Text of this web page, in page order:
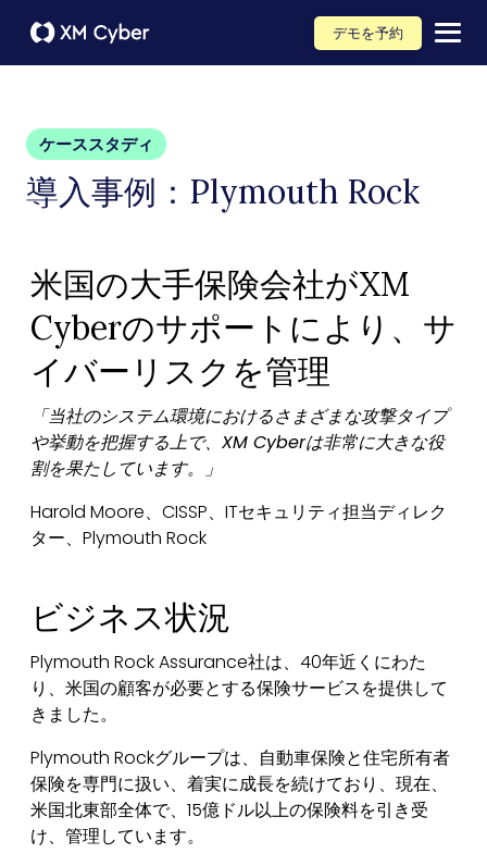
デモを予約
ケーススタディ
導入事例：Plymouth Rock
米国の大手保険会社がXM
Cyberのサポートにより、サ
イバーリスクを管理
「当社のシステム環境におけるさまざまな攻撃タイプ
や挙動を把握する上で、XM Cyberは非常に大きな役
割を果たしています。」
Harold Moore、CISSP、ITセキュリティ担当ディレク
ター、Plymouth Rock
ビジネス状況
Plymouth Rock Assurance社は、40年近くにわた
り、米国の顧客が必要とする保険サービスを提供して
きました。
Plymouth Rockグループは、自動車保険と住宅所有者
保険を専門に扱い、着実に成長を続けており、現在、
米国北東部全体で、15億ドル以上の保険料を引き受
け、管理しています。